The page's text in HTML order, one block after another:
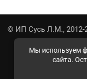
Мы используем
сайта.
© ИП Сусь Л.М., 2012-